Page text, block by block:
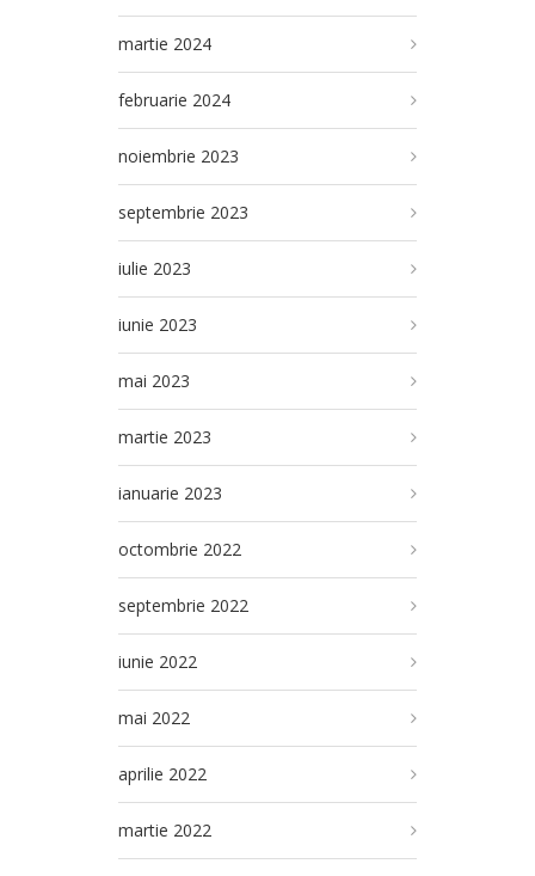
martie 2024
februarie 2024
noiembrie 2023
septembrie 2023
iulie 2023
iunie 2023
mai 2023
martie 2023
ianuarie 2023
octombrie 2022
septembrie 2022
iunie 2022
mai 2022
aprilie 2022
martie 2022